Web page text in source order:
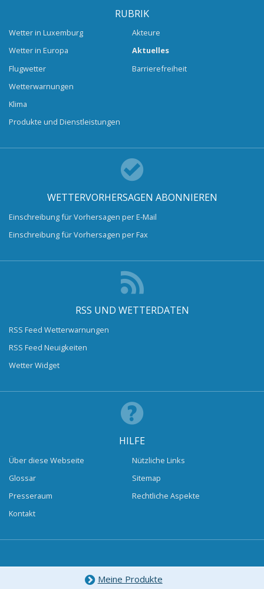
RUBRIK
Wetter in Luxemburg
Wetter in Europa
Flugwetter
Wetterwarnungen
Klima
Produkte und Dienstleistungen
Akteure
Aktuelles
Barrierefreiheit
WETTERVORHERSAGEN ABONNIEREN
Einschreibung für Vorhersagen per E-Mail
Einschreibung für Vorhersagen per Fax
RSS UND WETTERDATEN
RSS Feed Wetterwarnungen
RSS Feed Neuigkeiten
Wetter Widget
HILFE
Über diese Webseite
Glossar
Presseraum
Kontakt
Nützliche Links
Sitemap
Rechtliche Aspekte
Meine Produkte